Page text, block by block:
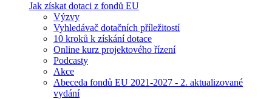
Jak získat dotaci z fondů EU
Výzvy
Vyhledávač dotačních příležitostí
10 kroků k získání dotace
Online kurz projektového řízení
Podcasty
Akce
Abeceda fondů EU 2021-2027 - 2. aktualizované
vydání